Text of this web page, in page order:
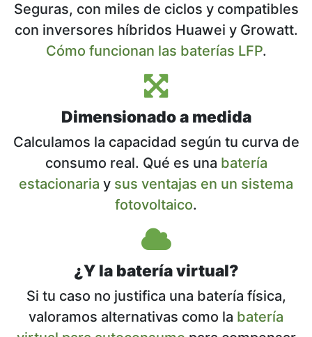
Seguras, con miles de ciclos y compatibles
con inversores híbridos Huawei y Growatt.
Cómo funcionan las baterías LFP.
Dimensionado a medida
Calculamos la capacidad según tu curva de
consumo real. Qué es una batería
estacionaria y sus ventajas en un sistema
fotovoltaico.
¿Y la batería virtual?
Si tu caso no justifica una batería física,
valoramos alternativas como la batería